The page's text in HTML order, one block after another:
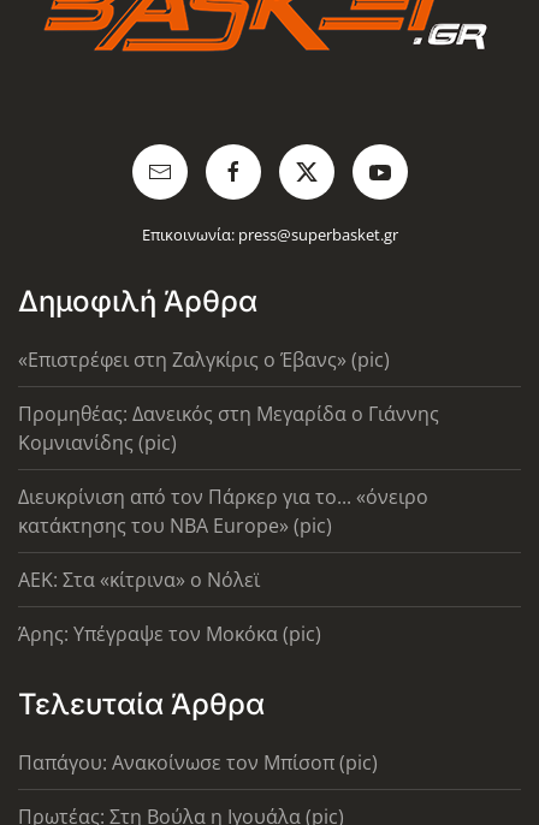
Επικοινωνία: press@superbasket.gr
Δημοφιλή Άρθρα
«Επιστρέφει στη Ζαλγκίρις ο Έβανς» (pic)
Προμηθέας: Δανεικός στη Μεγαρίδα ο Γιάννης
Κομνιανίδης (pic)
Διευκρίνιση από τον Πάρκερ για το... «όνειρο
κατάκτησης του ΝΒΑ Europe» (pic)
AEK: Στα «κίτρινα» ο Νόλεϊ
Άρης: Υπέγραψε τον Μοκόκα (pic)
Τελευταία Άρθρα
Παπάγου: Ανακοίνωσε τον Μπίσοπ (pic)
Πρωτέας: Στη Βούλα η Ιγουάλα (pic)